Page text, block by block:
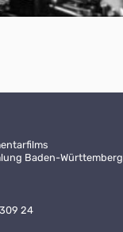
Baden-Württemberg
24